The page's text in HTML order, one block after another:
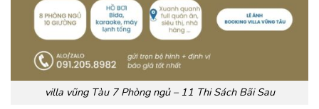
villa vũng Tàu 7 Phòng ngủ – 11 Thi Sách Bãi Sau